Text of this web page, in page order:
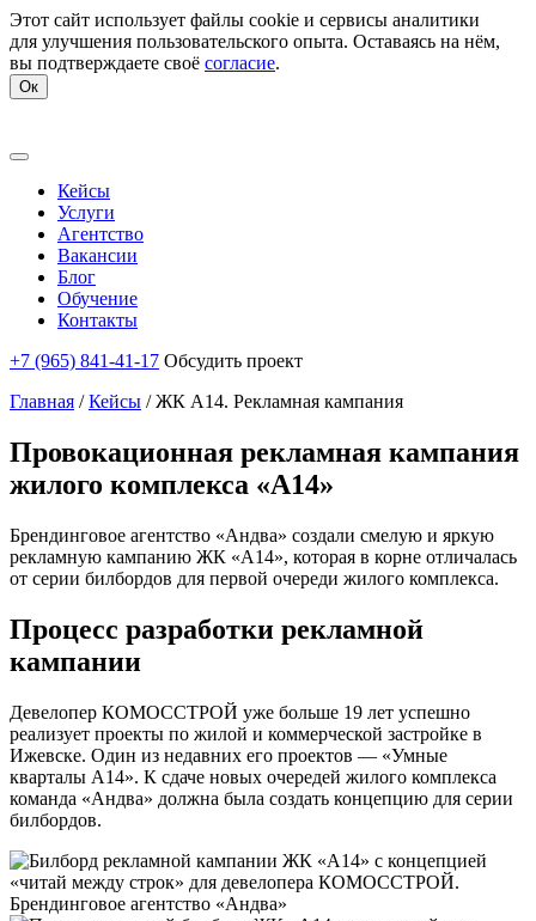
Этот сайт использует файлы cookie и сервисы аналитики
для улучшения пользовательского опыта. Оставаясь на нём,
вы подтверждаете своё согласие.
Ок
Кейсы
Услуги
Агентство
Вакансии
Блог
Обучение
Контакты
+7 (965) 841-41-17 Обсудить проект
Главная /Кейсы /ЖК А14. Рекламная кампания
Провокационная рекламная кампания
жилого комплекса «А14»
Брендинговое агентство «Андва» создали смелую и яркую
рекламную кампанию ЖК «А14», которая в корне отличалась
от серии билбордов для первой очереди жилого комплекса.
Процесс разработки рекламной
кампании
Девелопер КОМОССТРОЙ уже больше 19 лет успешно
реализует проекты по жилой и коммерческой застройке в
Ижевске. Один из недавних его проектов — «Умные
кварталы А14». К сдаче новых очередей жилого комплекса
команда «Андва» должна была создать концепцию для серии
билбордов.